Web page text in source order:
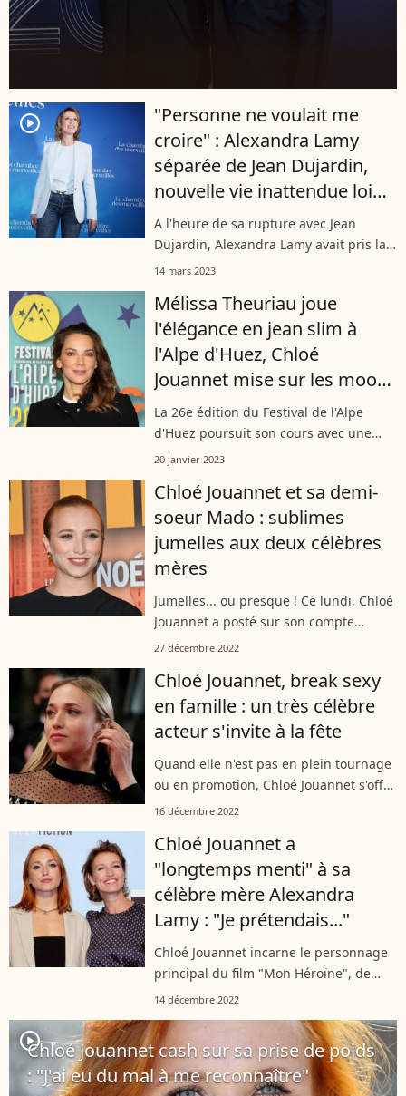
player2
"Personne ne voulait me
croire" : Alexandra Lamy
séparée de Jean Dujardin,
nouvelle vie inattendue loin
de la France
A l'heure de sa rupture avec Jean
Dujardin, Alexandra Lamy avait pris la
décision de s'installer à Londres. Une
puisque sa fille Chloé l'a
accompagnée...
14 mars 2023
Mélissa Theuriau joue
l'élégance en jean slim à
l'Alpe d'Huez, Chloé
Jouannet mise sur les moon
boots
La 26e édition du Festival de l'Alpe
d'Huez poursuit son cours avec une
journée exceptionnelle, le jeudi 19
nombreuses célébrités se sont
précipitées...
20 janvier 2023
Chloé Jouannet et sa demi-
soeur Mado : sublimes
jumelles aux deux célèbres
mères
Jumelles... ou presque ! Ce lundi, Chloé
Jouannet a posté sur son compte
Instagram plusieurs photos d'elle et de
retrouvée pour Noël. L'occasion pour...
27 décembre 2022
Chloé Jouannet, break sexy
en famille : un très célèbre
acteur s'invite à la fête
Quand elle n'est pas en plein tournage
ou en promotion, Chloé Jouannet s'offre
du bon temps avec ses proches. Amis,
que la jeune actrice profite...
16 décembre 2022
Chloé Jouannet a
"longtemps menti" à sa
célèbre mère Alexandra
Lamy : "Je prétendais..."
Chloé Jouannet incarne le personnage
principal du film "Mon Héroïne", de
Noémie Lefort, au cinéma dès le 14
longtemps, à l'actrice, pour admettre
qu'elle...
14 décembre 2022
player2
Chloé Jouannet cash sur sa prise de poids
: "J'ai eu du mal à me reconnaître"